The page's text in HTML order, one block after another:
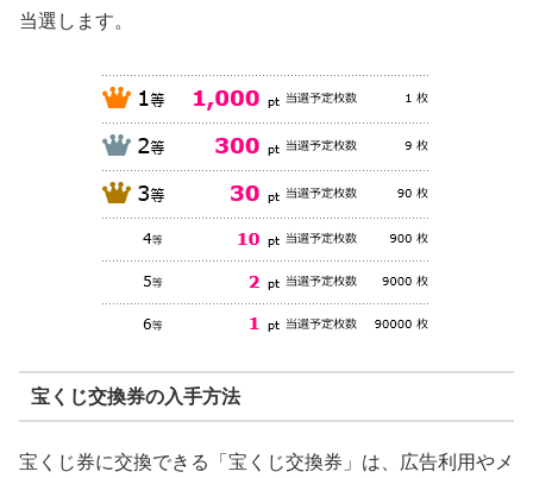
当選します。
宝くじ交換券の入手方法
宝くじ券に交換できる「宝くじ交換券」は、広告利用やメ